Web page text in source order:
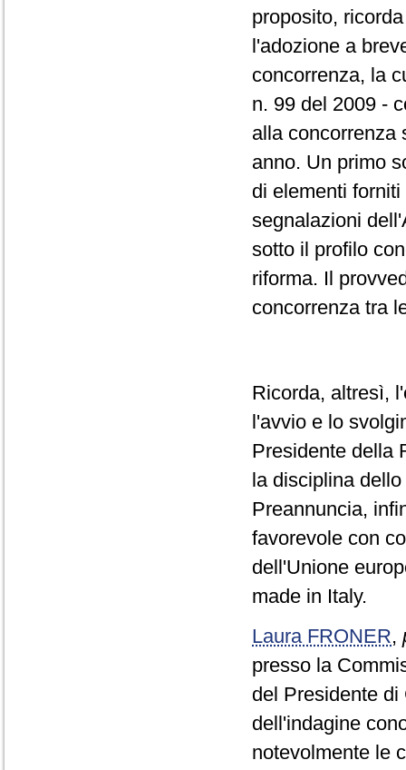
proposito,
l'adozione a
concorrenza, la
n. 99 del 2009 -
alla concorrenza
anno. Un primo
di elementi
segnalazioni
sotto il profilo
riforma. Il
concorrenza tra
Ricorda, altresì,
l'avvio e lo
Presidente della
la disciplina
Preannuncia,
favorevole con
dell'Unione
made in Italy.
Laura FRONER,
presso la
del Presidente
dell'indagine
notevolmente le